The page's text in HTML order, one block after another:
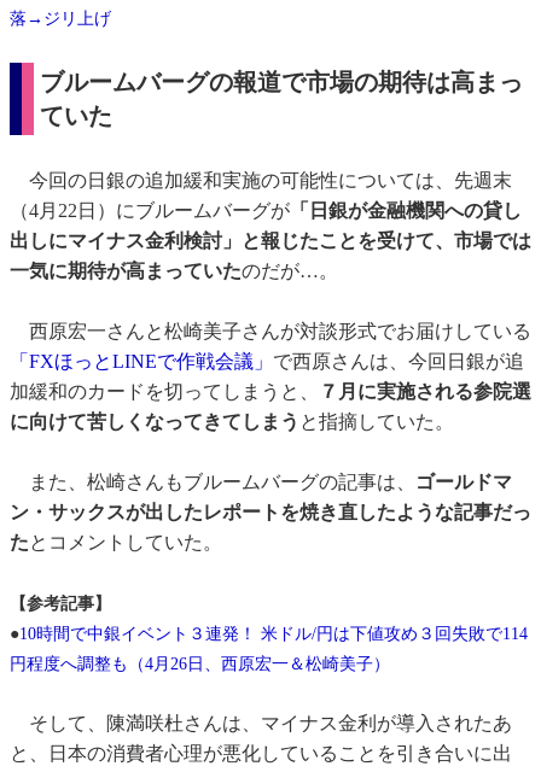
落→ジリ上げ
ブルームバーグの報道で市場の期待は高まっ
ていた
今回の日銀の追加緩和実施の可能性については、先週末
（4月22日）にブルームバーグが 「日銀が金融機関への貸し
出しにマイナス金利検討」と報じたことを受けて、市場では
一気に期待が高まっていたのだが…。
西原宏一さんと松崎美子さんが対談形式でお届けしている
「FXほっとLINEで作戦会議」 で西原さんは、今回日銀が追
加緩和のカードを切ってしまうと、
７月に実施される参院選
に向けて苦しくなってきてしまう と指摘していた。
また、松崎さんもブルームバーグの記事は、
ゴールドマ
ン・サックスが出したレポートを焼き直したような記事だっ
たとコメントしていた。
【参考記事】
●10時間で中銀イベント３連発！ 米ドル/円は下値攻め３回失敗で114
円程度へ調整も（4月26日、西原宏一＆松崎美子）
そして、陳満咲杜さんは、マイナス金利が導入されたあ
と、日本の消費者心理が悪化していることを引き合いに出